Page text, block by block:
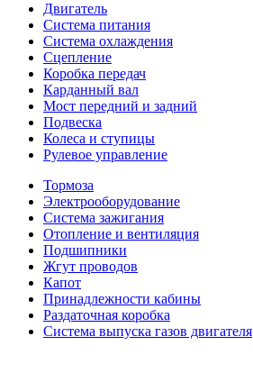
Двигатель
Система питания
Система охлаждения
Сцепление
Коробка передач
Карданный вал
Мост передний и задний
Подвеска
Колеса и ступицы
Рулевое управление
Тормоза
Электрооборудование
Система зажигания
Отопление и вентиляция
Подшипники
Жгут проводов
Капот
Принадлежности кабины
Раздаточная коробка
Система выпуска газов двигателя